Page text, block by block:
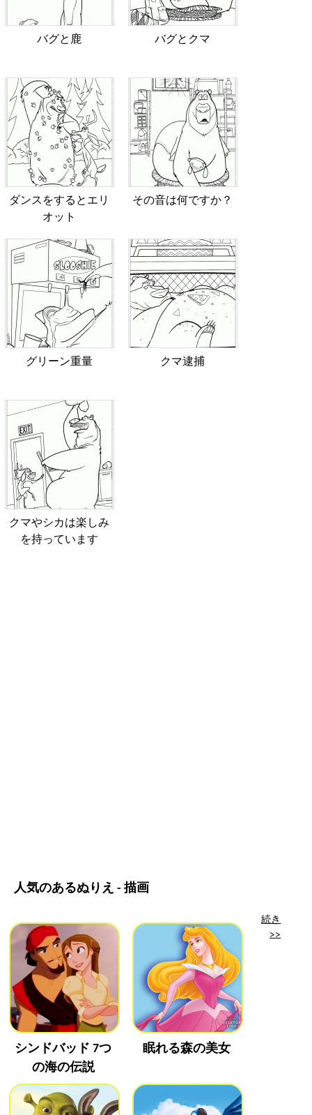
バグと鹿 バグとクマ
ダンスをするとエリ
オット
その音は何ですか？
グリーン重量 クマ逮捕
クマやシカは楽しみ
を持っています
人気のあるぬりえ - 描画
シンドバッド 7つ
の海の伝説
眠れる森の美女
続き
>>